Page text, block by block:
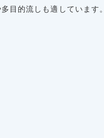
目的流しも適しています。